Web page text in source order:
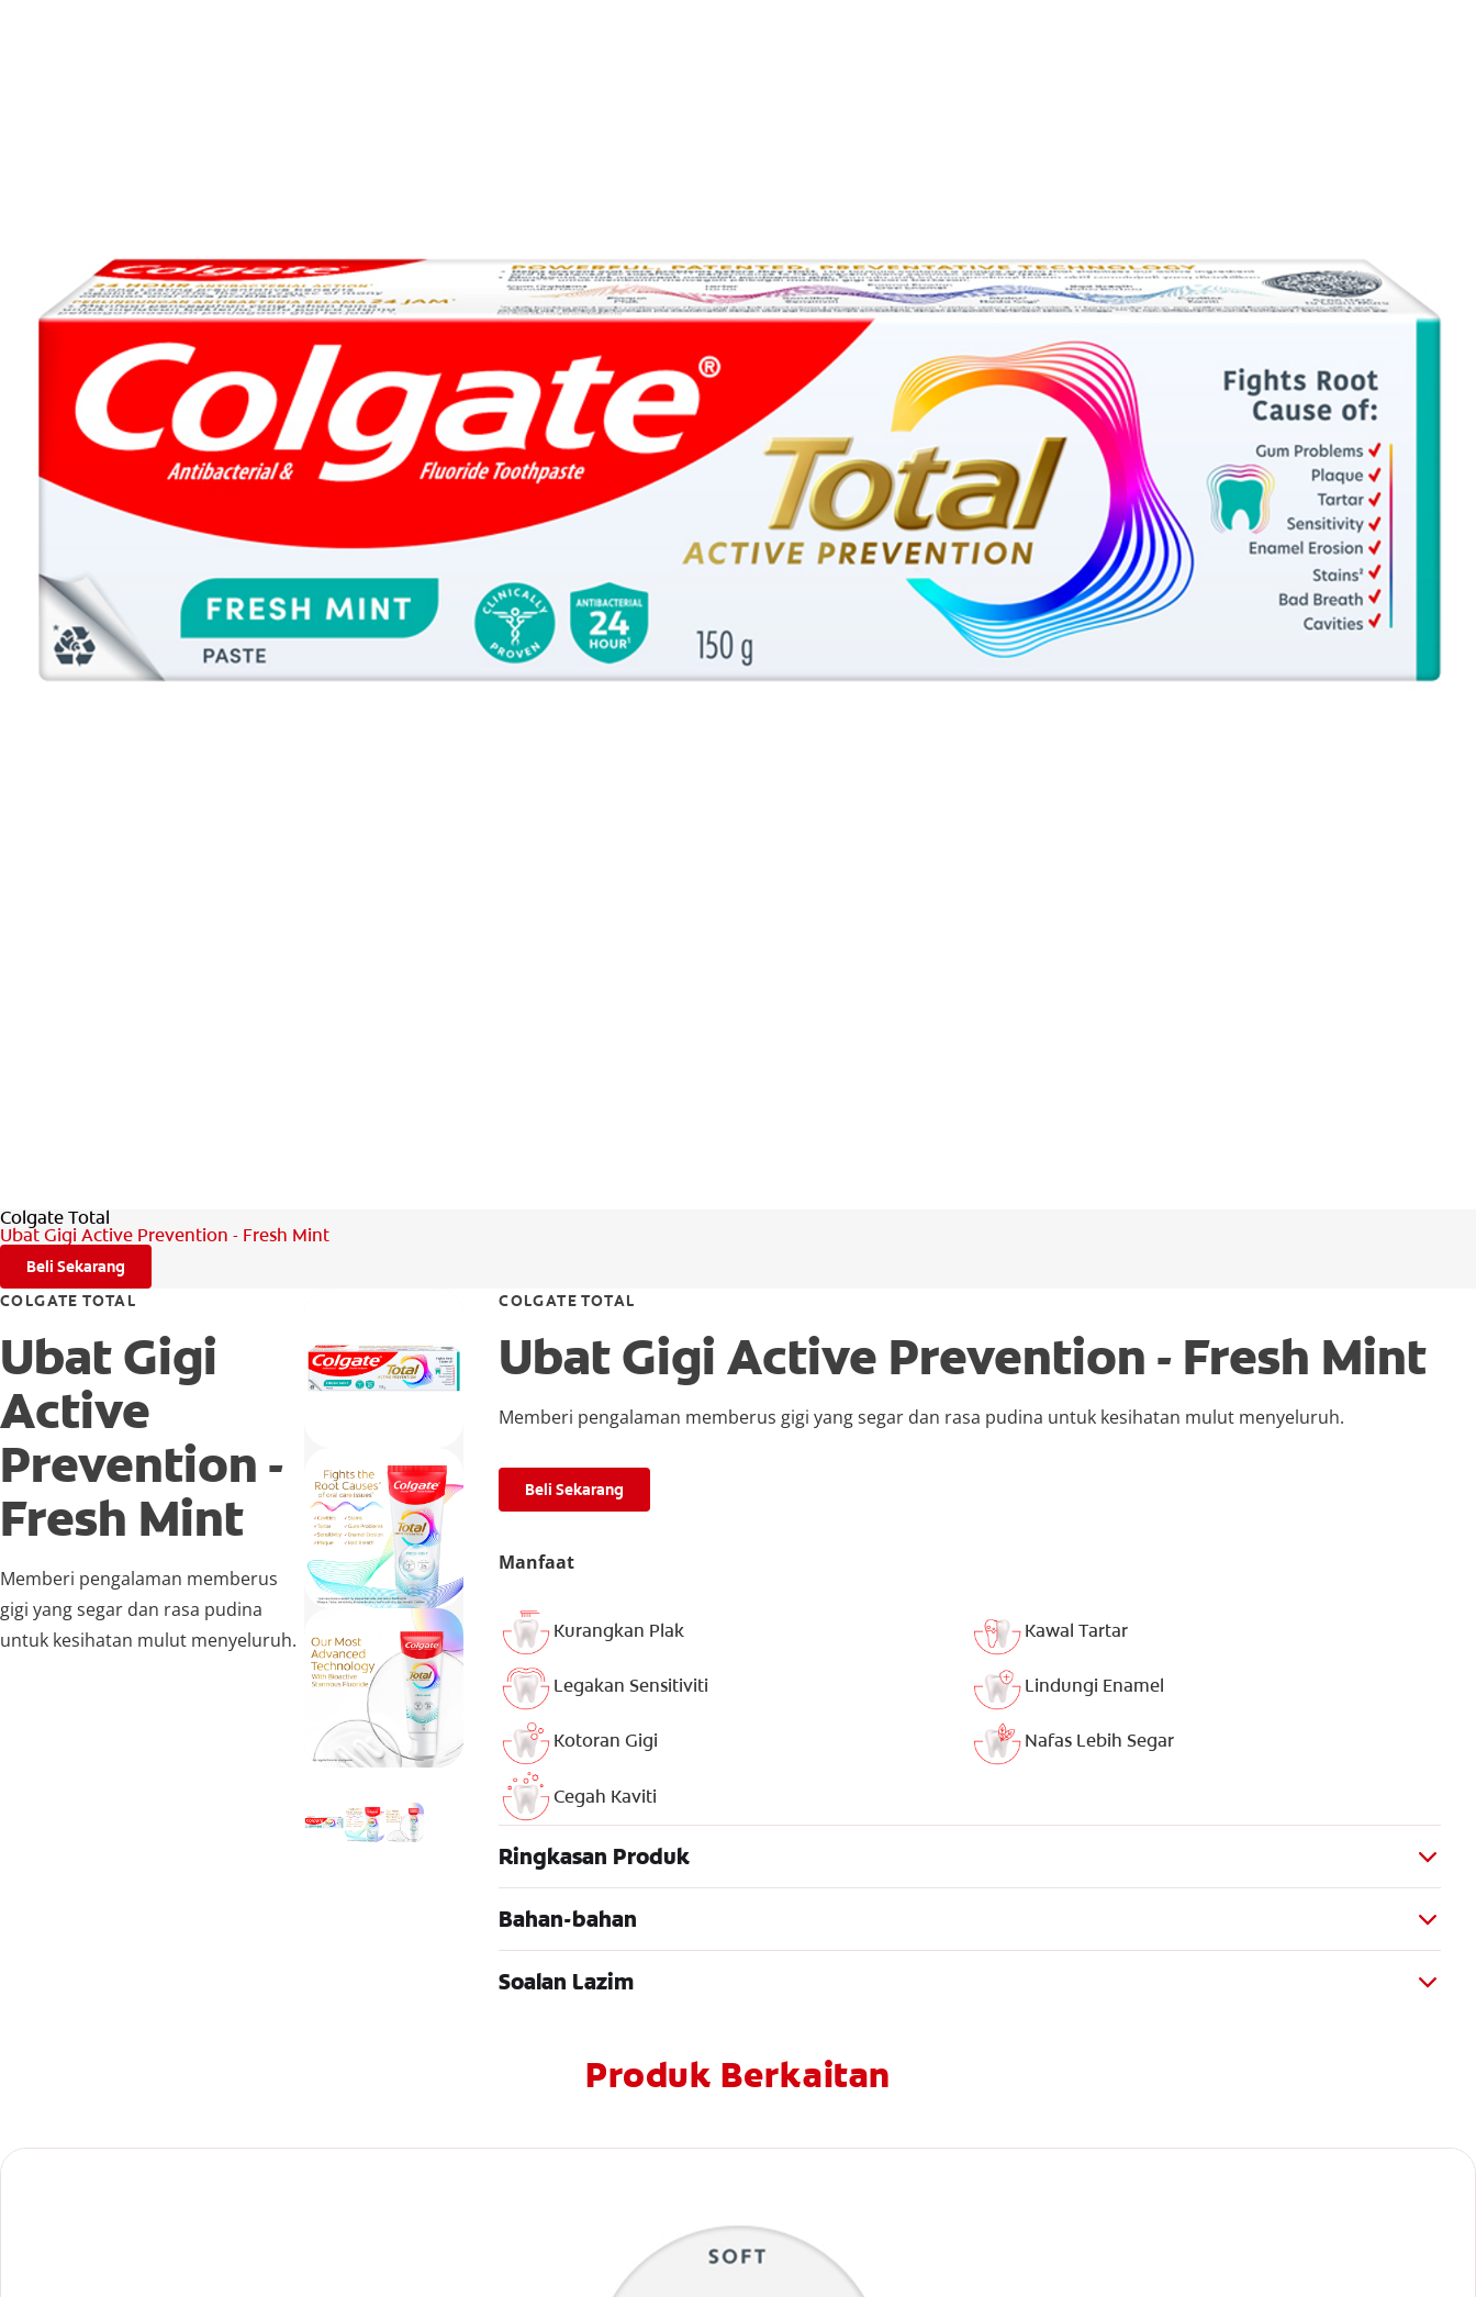
Colgate Total
Ubat Gigi Active Prevention - Fresh Mint
Beli Sekarang
COLGATE TOTAL
Ubat Gigi
Active
Prevention -
Fresh Mint
Memberi pengalaman memberus
gigi yang segar dan rasa pudina
untuk kesihatan mulut menyeluruh.
COLGATE TOTAL
Ubat Gigi Active Prevention - Fresh Mint
Memberi pengalaman memberus gigi yang segar dan rasa pudina untuk kesihatan mulut menyeluruh.
Beli Sekarang
Manfaat
Kurangkan Plak Kawal Tartar
Legakan Sensitiviti Lindungi Enamel
Kotoran Gigi Nafas Lebih Segar
Cegah Kaviti
Ringkasan Produk
Bahan-bahan
Soalan Lazim
Produk Berkaitan